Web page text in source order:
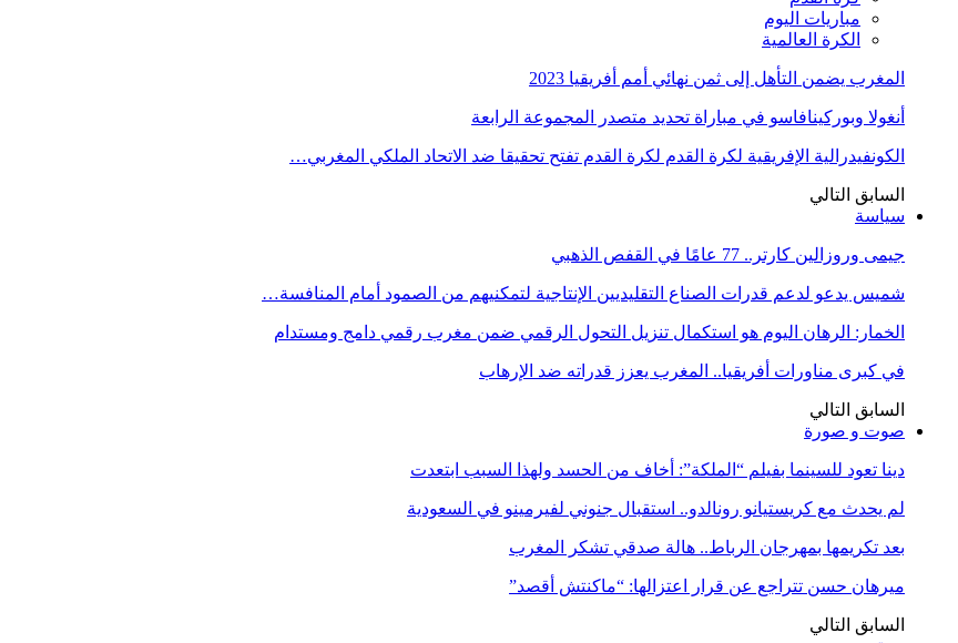
مباريات اليوم
الكرة العالمية
المغرب يضمن التأهل إلى ثمن نهائي أمم أفريقيا 2023
أنغولا وبوركينافاسو في مباراة تحديد متصدر المجموعة الرابعة
الكونفيدرالية الإفريقية لكرة القدم لكرة القدم تفتح تحقيقا ضد الاتحاد الملكي المغربي…
السابق التالي
سياسة
جيمى وروزالين كارتر.. 77 عامًا في القفص الذهبي
شميس يدعو لدعم قدرات الصناع التقليديين الإنتاجية لتمكنيهم من الصمود أمام المنافسة…
الخمار: الرهان اليوم هو استكمال تنزيل التحول الرقمي ضمن مغرب رقمي دامج ومستدام
في كبرى مناورات أفريقيا.. المغرب يعزز قدراته ضد الإرهاب
السابق التالي
صوت و صورة
دينا تعود للسينما بفيلم “الملكة”: أخاف من الحسد ولهذا السبب ابتعدت
لم يحدث مع كريستيانو رونالدو.. استقبال جنوني لفيرمينو في السعودية
بعد تكريمها بمهرجان الرباط.. هالة صدقي تشكر المغرب
ميرهان حسن تتراجع عن قرار اعتزالها: “ماكنتش أقصد”
السابق التالي